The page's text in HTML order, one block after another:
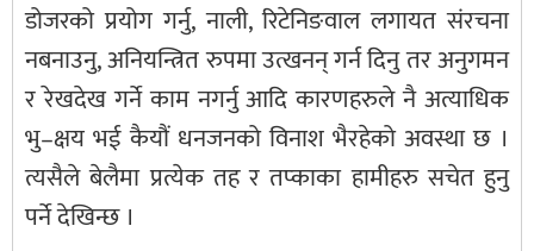
डोजरको प्रयोग गर्नु, नाली, रिटेनिङवाल लगायत संरचना
नबनाउनु, अनियन्त्रित रुपमा उत्खनन् गर्न दिनु तर अनुगमन
र रेखदेख गर्ने काम नगर्नु आदि कारणहरुले नै अत्याधिक
भु–क्षय भई कैयौं धनजनको विनाश भैरहेको अवस्था छ ।
त्यसैले बेलैमा प्रत्येक तह र तप्काका हामीहरु सचेत हुनु
पर्ने देखिन्छ ।